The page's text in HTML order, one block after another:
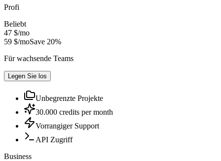
Profi
Beliebt
47 $/mo
59 $/moSave 20%
Für wachsende Teams
Legen Sie los
Unbegrenzte Projekte
30.000 credits per month
Vorrangiger Support
API Zugriff
Business